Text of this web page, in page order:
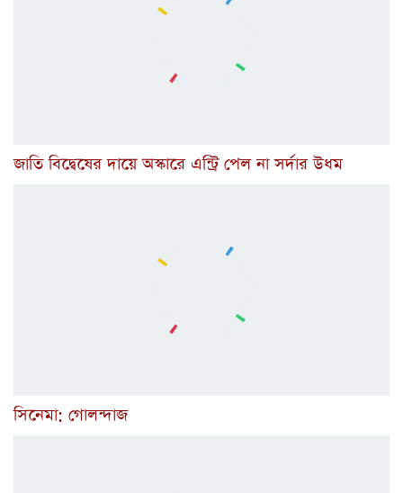
জাতি বিদ্বেষের দায়ে অস্কারে এন্ট্রি পেল না সর্দার উধম
সিনেমা: গোলন্দাজ